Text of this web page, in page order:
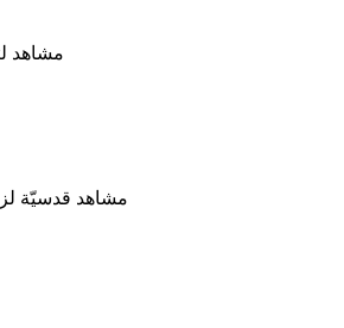
مشاهد
مشاهد قدسيّة